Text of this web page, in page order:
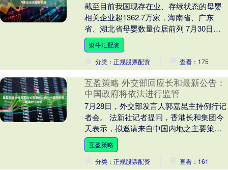
截至目前我国现存在业、存续状态的母婴
相关企业超1362.7万家，海南省、广东
省、湖北省母婴数量位居前列 7月30日，
国新办就育儿补贴制度及生育支持措施举
行发布会....
财牛汇配资
分类：正规股票配资
查看：175
互盈策略 外交部回应长和最新公告：
中国政府将依法进行监管
7月28日，外交部发言人郭嘉昆主持例行记
者会。 法新社记者提问，香港长和集团今
天表示，拟邀请来自中国内地之主要策略
投资者加入成为财团的重要成员，共同协
商出售其位....
互盈策略
分类：正规股票配资
查看：161